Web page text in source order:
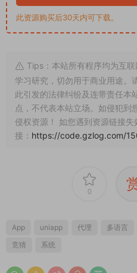
此资源购买后30天内可下载。
Tips：本站所有程序均为互
学习研究，切勿用于商业用途。
此引发的法律纠纷及连带责任本
点，不代表本站立场。如侵犯到
侵权资源！ 如您遇到资源链接
接： https://code.gzlog.com/
0
App uniapp 代理 多语言
竞猜
系统